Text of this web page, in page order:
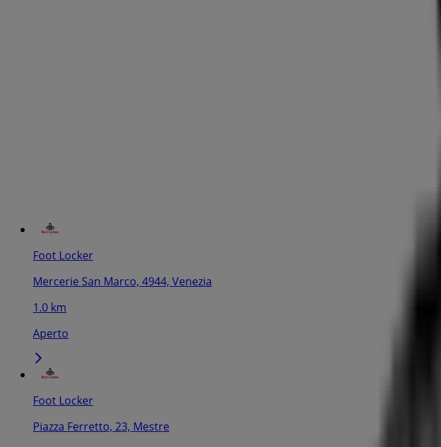
Foot Locker
Mercerie San Marco, 4944, Venezia
1.0 km
Aperto
Foot Locker
Piazza Ferretto, 23, Mestre